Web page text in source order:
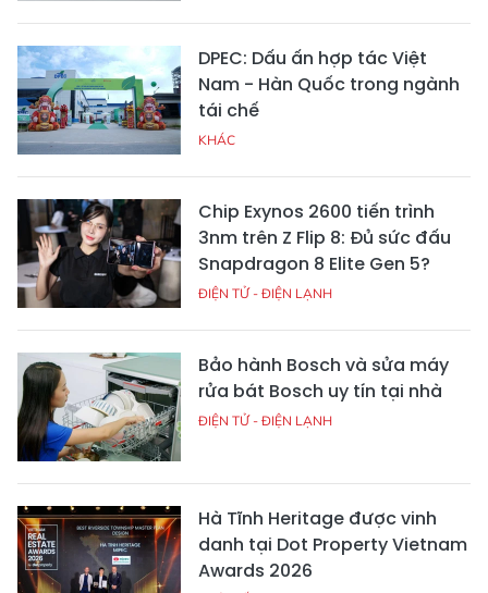
DPEC: Dấu ấn hợp tác Việt
Nam - Hàn Quốc trong ngành
tái chế
KHÁC
Chip Exynos 2600 tiến trình
3nm trên Z Flip 8: Đủ sức đấu
Snapdragon 8 Elite Gen 5?
ĐIỆN TỬ - ĐIỆN LẠNH
Bảo hành Bosch và sửa máy
rửa bát Bosch uy tín tại nhà
ĐIỆN TỬ - ĐIỆN LẠNH
Hà Tĩnh Heritage được vinh
danh tại Dot Property Vietnam
Awards 2026